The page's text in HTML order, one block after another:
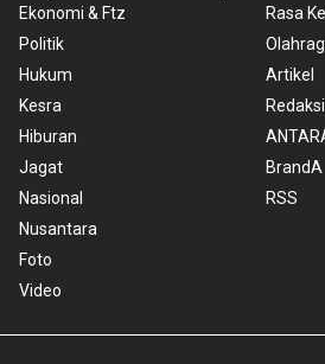
Ekonomi & Ftz
Politik
Hukum
Kesra
Hiburan
Jagat
Nasional
Nusantara
Foto
Video
Rasa
Artikel
Redaksi
BrandA
RSS